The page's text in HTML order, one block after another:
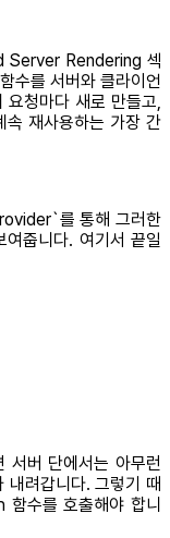
Server Rendering 섹
수를 서버와 클라이언
청마다 새로 만들고,
속 재사용하는 가장 간
를 통해 그러한
줍니다. 여기서 끝일
버 단에서는 아무런
려갑니다. 그렇기 때
수를 호출해야 합니